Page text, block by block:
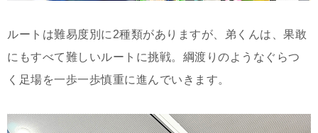
ルートは難易度別に2種類がありますが、弟くんは、果敢
にもすべて難しいルートに挑戦。綱渡りのようなぐらつ
く足場を一歩一歩慎重に進んでいきます。